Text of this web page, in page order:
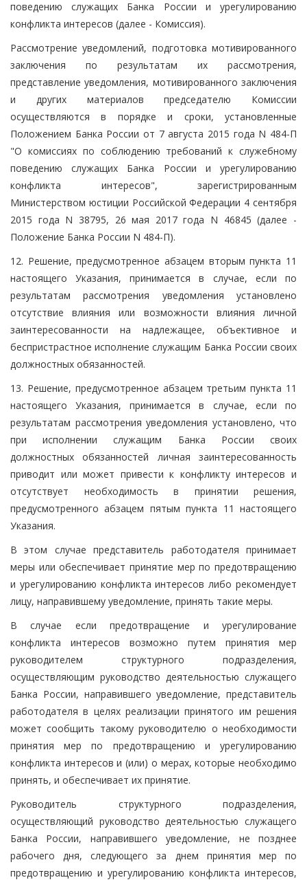
поведению служащих Банка России и урегулированию
конфликта интересов (далее - Комиссия).
Рассмотрение уведомлений, подготовка мотивированного
заключения по результатам их рассмотрения,
представление уведомления, мотивированного заключения
и других материалов председателю Комиссии
осуществляются в порядке и сроки, установленные
Положением Банка России от 7 августа 2015 года N 484-П
"О комиссиях по соблюдению требований к служебному
поведению служащих Банка России и урегулированию
конфликта интересов", зарегистрированным
Министерством юстиции Российской Федерации 4 сентября
2015 года N 38795, 26 мая 2017 года N 46845 (далее -
Положение Банка России N 484-П).
12. Решение, предусмотренное абзацем вторым пункта 11
настоящего Указания, принимается в случае, если по
результатам рассмотрения уведомления установлено
отсутствие влияния или возможности влияния личной
заинтересованности на надлежащее, объективное и
беспристрастное исполнение служащим Банка России своих
должностных обязанностей.
13. Решение, предусмотренное абзацем третьим пункта 11
настоящего Указания, принимается в случае, если по
результатам рассмотрения уведомления установлено, что
при исполнении служащим Банка России своих
должностных обязанностей личная заинтересованность
приводит или может привести к конфликту интересов и
отсутствует необходимость в принятии решения,
предусмотренного абзацем пятым пункта 11 настоящего
Указания.
В этом случае представитель работодателя принимает
меры или обеспечивает принятие мер по предотвращению
и урегулированию конфликта интересов либо рекомендует
лицу, направившему уведомление, принять такие меры.
В случае если предотвращение и урегулирование
конфликта интересов возможно путем принятия мер
руководителем структурного подразделения,
осуществляющим руководство деятельностью служащего
Банка России, направившего уведомление, представитель
работодателя в целях реализации принятого им решения
может сообщить такому руководителю о необходимости
принятия мер по предотвращению и урегулированию
конфликта интересов и (или) о мерах, которые необходимо
принять, и обеспечивает их принятие.
Руководитель структурного подразделения,
осуществляющий руководство деятельностью служащего
Банка России, направившего уведомление, не позднее
рабочего дня, следующего за днем принятия мер по
предотвращению и урегулированию конфликта интересов,